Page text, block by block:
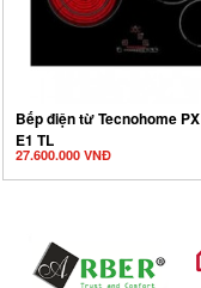
Bếp điện từ Tecnohome
E1 TL
27.600.000 VNĐ